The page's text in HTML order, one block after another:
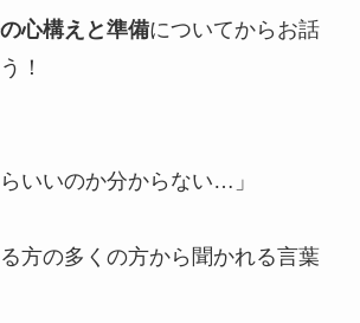
心構えと準備についてからお話
！
いいのか分からない…」
方の多くの方から聞かれる言葉